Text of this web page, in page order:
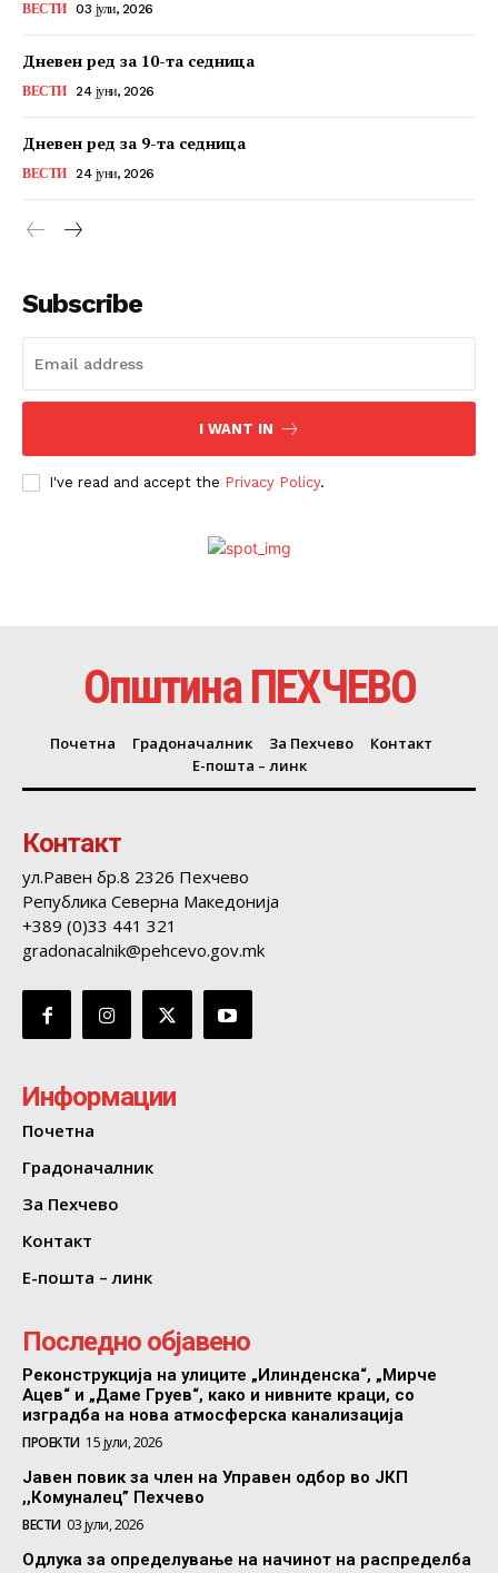
ВЕСТИ 03 јули, 2026
Дневен ред за 10-та седница
ВЕСТИ 24 јуни, 2026
Дневен ред за 9-та седница
ВЕСТИ 24 јуни, 2026
Subscribe
I WANT IN
I've read and accept the Privacy Policy.
Општина ПЕХЧЕВО
Почетна Градоначалник За Пехчево
Контакт
Е-пошта – линк
Контакт
ул.Равен бр.8 2326 Пехчево
Република Северна Македонија
+389 (0)33 441 321
gradonacalnik@pehcevo.gov.mk
Информации
Почетна
Градоначалник
За Пехчево
Контакт
Е-пошта – линк
Последно објавено
Реконструкција на улиците „Илинденска“, „Мирче
Ацев“ и „Даме Груев“, како и нивните краци, со
изградба на нова атмосферска канализација
ПРОЕКТИ 15 јули, 2026
Јавен повик за член на Управен одбор во ЈКП
,,Комуналец” Пехчево
ВЕСТИ 03 јули, 2026
Одлука за определување на начинот на распределба